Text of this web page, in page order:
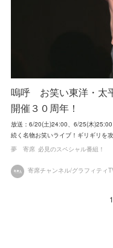
嗚呼 お笑い東洋・太
開催３０周年！
放送：6/20(土)24:00、6/25(木
続く名物お笑いライブ！ギリギリを
夢 寄席 必見のスペシャル番組！
寄席チャンネル/グラフィティ
1